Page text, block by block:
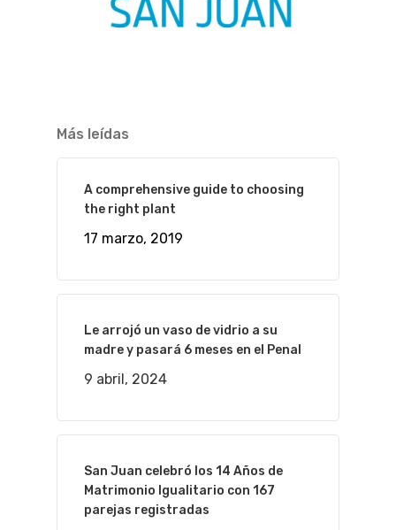
Más leídas
A comprehensive guide to choosing
the right plant
17 marzo, 2019
Le arrojó un vaso de vidrio a su
madre y pasará 6 meses en el Penal
9 abril, 2024
San Juan celebró los 14 Años de
Matrimonio Igualitario con 167
parejas registradas